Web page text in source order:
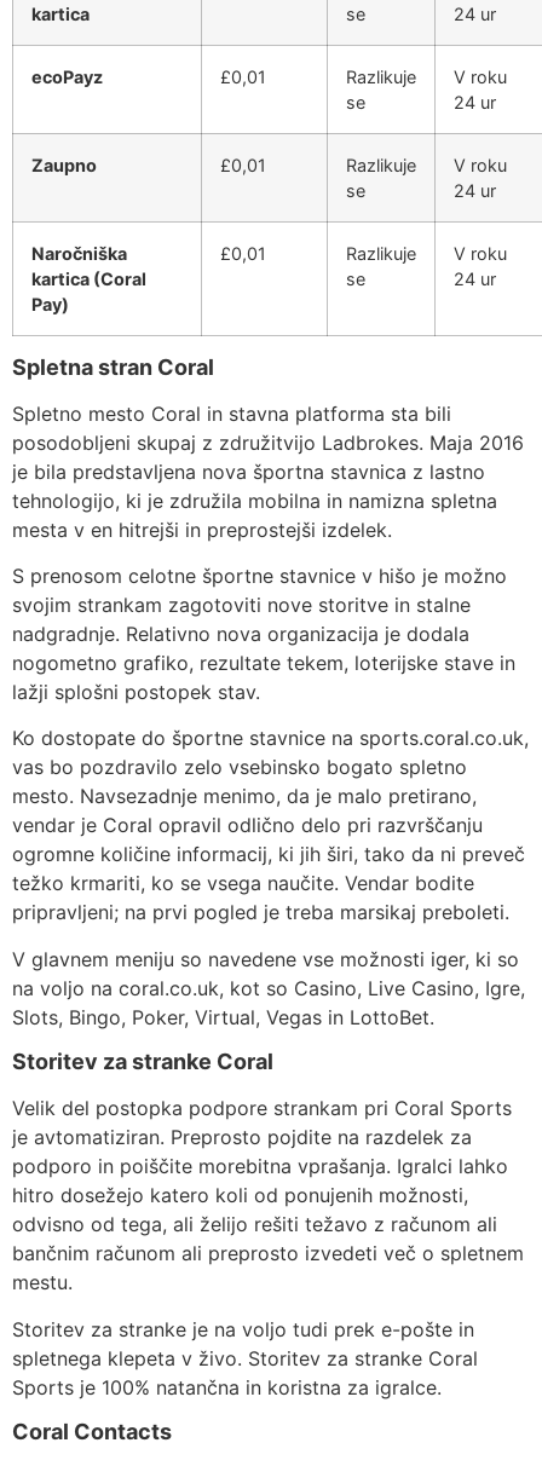
kartica
se
24 ur
ecoPayz £0,01
Razlikuje
se
V roku
24 ur
Zaupno £0,01
Razlikuje
se
V roku
24 ur
Naročniška
kartica (Coral
Pay)
£0,01
Razlikuje
se
V roku
24 ur
Spletna stran Coral
Spletno mesto Coral in stavna platforma sta bili
posodobljeni skupaj z združitvijo Ladbrokes. Maja 2016
je bila predstavljena nova športna stavnica z lastno
tehnologijo, ki je združila mobilna in namizna spletna
mesta v en hitrejši in preprostejši izdelek.
S prenosom celotne športne stavnice v hišo je možno
svojim strankam zagotoviti nove storitve in stalne
nadgradnje. Relativno nova organizacija je dodala
nogometno grafiko, rezultate tekem, loterijske stave in
lažji splošni postopek stav.
Ko dostopate do športne stavnice na sports.coral.co.uk,
vas bo pozdravilo zelo vsebinsko bogato spletno
mesto. Navsezadnje menimo, da je malo pretirano,
vendar je Coral opravil odlično delo pri razvrščanju
ogromne količine informacij, ki jih širi, tako da ni preveč
težko krmariti, ko se vsega naučite. Vendar bodite
pripravljeni; na prvi pogled je treba marsikaj preboleti.
V glavnem meniju so navedene vse možnosti iger, ki so
na voljo na coral.co.uk, kot so Casino, Live Casino, Igre,
Slots, Bingo, Poker, Virtual, Vegas in LottoBet.
Storitev za stranke Coral
Velik del postopka podpore strankam pri Coral Sports
je avtomatiziran. Preprosto pojdite na razdelek za
podporo in poiščite morebitna vprašanja. Igralci lahko
hitro dosežejo katero koli od ponujenih možnosti,
odvisno od tega, ali želijo rešiti težavo z računom ali
bančnim računom ali preprosto izvedeti več o spletnem
mestu.
Storitev za stranke je na voljo tudi prek e-pošte in
spletnega klepeta v živo. Storitev za stranke Coral
Sports je 100% natančna in koristna za igralce.
Coral Contacts